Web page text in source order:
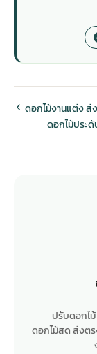
ดอกไม้งานแต่ง ส่
ดอกไม้ประดั
ปรับดอกไ
ดอกไม้สด ส่งต